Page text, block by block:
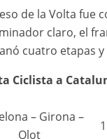
de la Volta fue
claro, el
cuatro etapas y
Ciclista a
– Girona –
Olot